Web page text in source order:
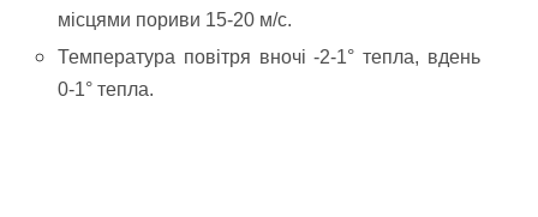
місцями пориви 15-20 м/с.
Температура повітря вночі -2-1° тепла, вдень
0-1° тепла.